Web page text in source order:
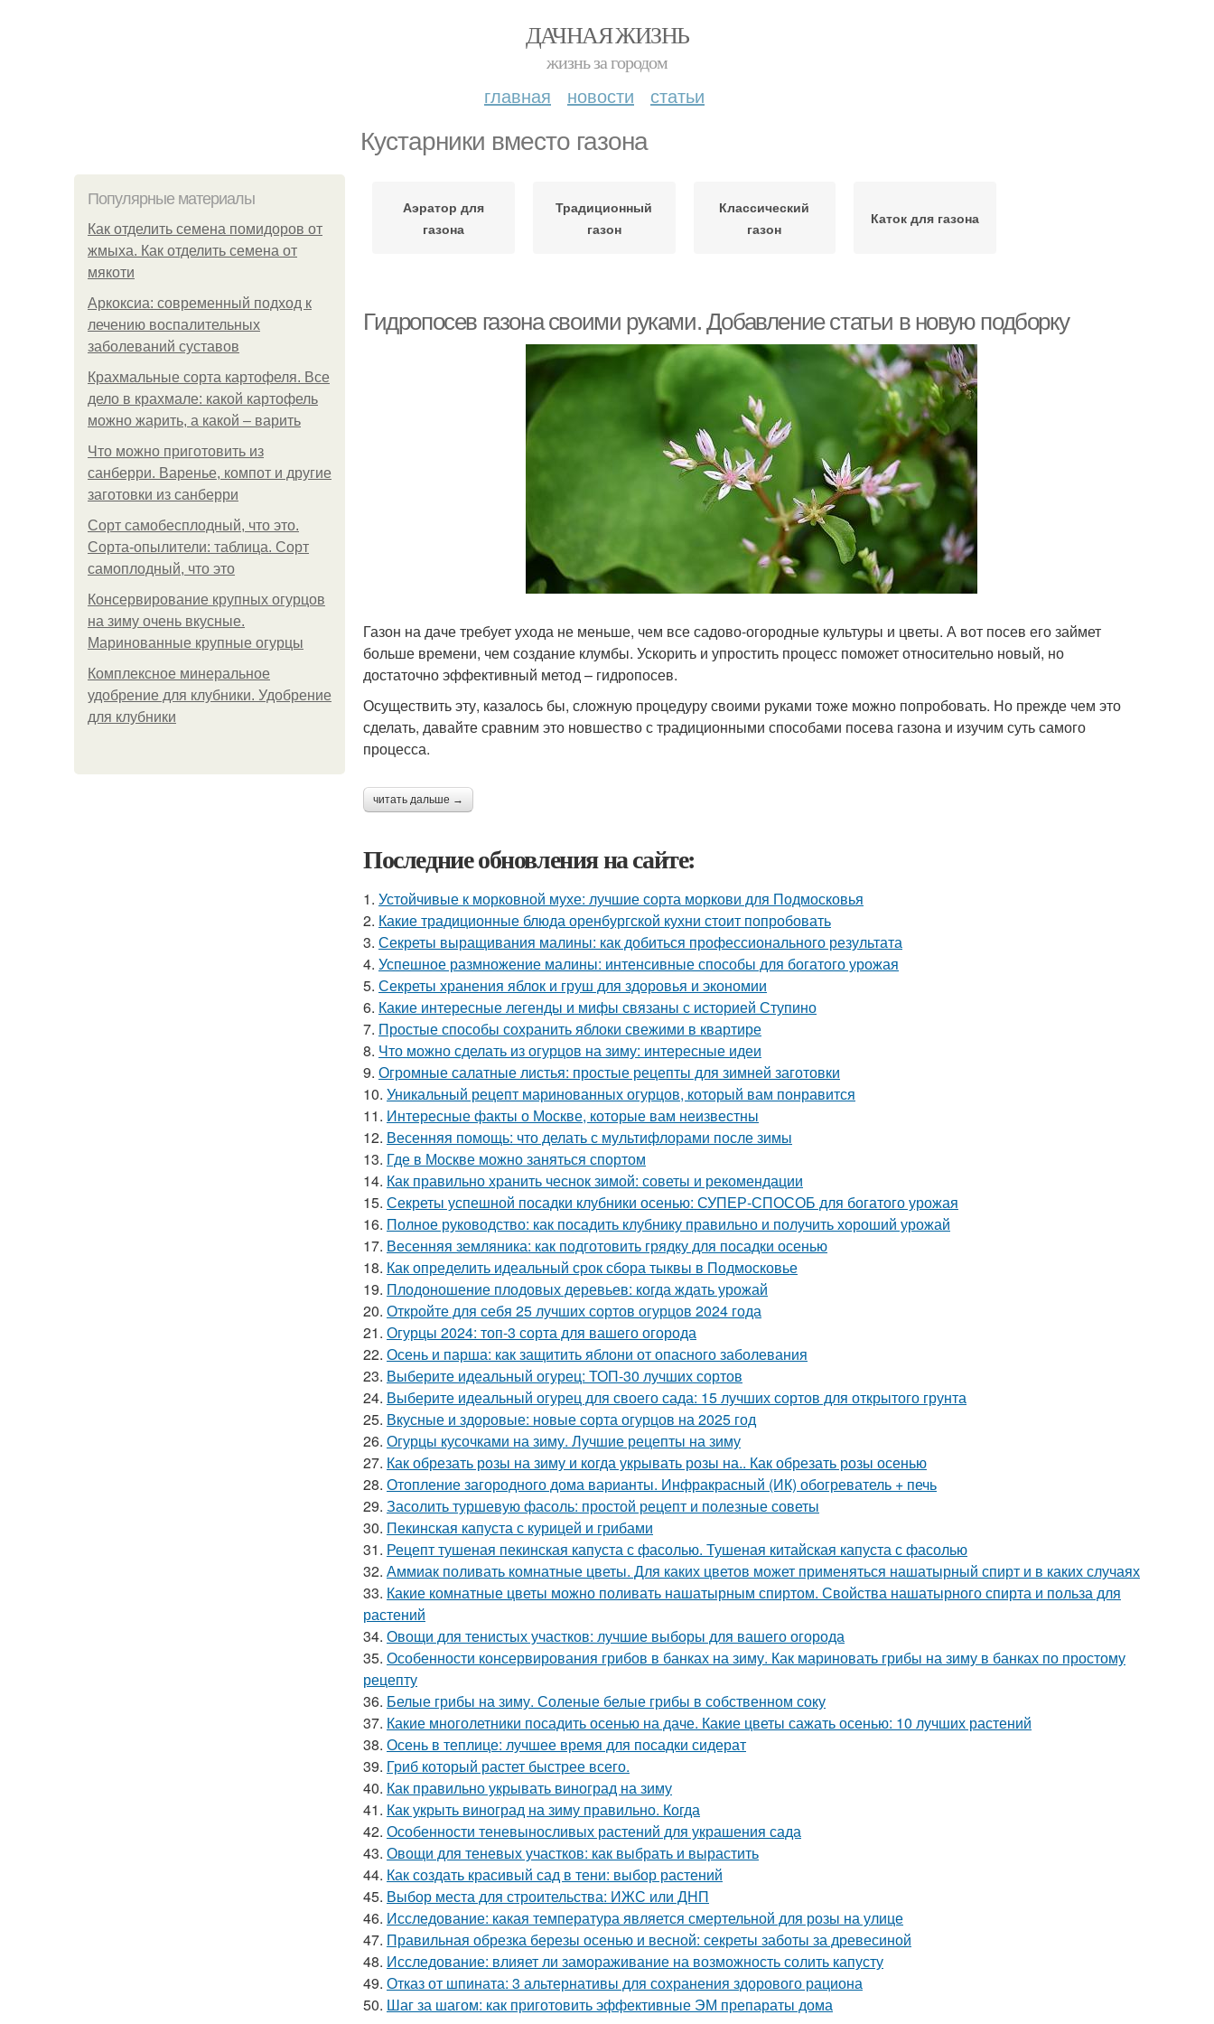
ДАЧНАЯ ЖИЗНЬ
жизнь за городом
главная новости статьи
Кустарники вместо газона
Популярные материалы
Как отделить семена помидоров от
жмыха. Как отделить семена от
мякоти
Аркоксиа: современный подход к
лечению воспалительных
заболеваний суставов
Крахмальные сорта картофеля. Все
дело в крахмале: какой картофель
можно жарить, а какой – варить
Что можно приготовить из
санберри. Варенье, компот и другие
заготовки из санберри
Сорт самобесплодный, что это.
Сорта-опылители: таблица. Сорт
самоплодный, что это
Консервирование крупных огурцов
на зиму очень вкусные.
Маринованные крупные огурцы
Комплексное минеральное
удобрение для клубники. Удобрение
для клубники
Аэратор для
газона
Традиционный
газон
Классический
газон
Каток для газона
Гидропосев газона своими руками. Добавление статьи в новую подборку
Газон на даче требует ухода не меньше, чем все садово-огородные культуры и цветы. А вот посев его займет
больше времени, чем создание клумбы. Ускорить и упростить процесс поможет относительно новый, но
достаточно эффективный метод – гидропосев.
Осуществить эту, казалось бы, сложную процедуру своими руками тоже можно попробовать. Но прежде чем это
сделать, давайте сравним это новшество с традиционными способами посева газона и изучим суть самого
процесса.
читать дальше →
Последние обновления на сайте:
1. Устойчивые к морковной мухе: лучшие сорта моркови для Подмосковья
2. Какие традиционные блюда оренбургской кухни стоит попробовать
3. Секреты выращивания малины: как добиться профессионального результата
4. Успешное размножение малины: интенсивные способы для богатого урожая
5. Секреты хранения яблок и груш для здоровья и экономии
6. Какие интересные легенды и мифы связаны с историей Ступино
7. Простые способы сохранить яблоки свежими в квартире
8. Что можно сделать из огурцов на зиму: интересные идеи
9. Огромные салатные листья: простые рецепты для зимней заготовки
10. Уникальный рецепт маринованных огурцов, который вам понравится
11. Интересные факты о Москве, которые вам неизвестны
12. Весенняя помощь: что делать с мультифлорами после зимы
13. Где в Москве можно заняться спортом
14. Как правильно хранить чеснок зимой: советы и рекомендации
15. Секреты успешной посадки клубники осенью: СУПЕР-СПОСОБ для богатого урожая
16. Полное руководство: как посадить клубнику правильно и получить хороший урожай
17. Весенняя земляника: как подготовить грядку для посадки осенью
18. Как определить идеальный срок сбора тыквы в Подмосковье
19. Плодоношение плодовых деревьев: когда ждать урожай
20. Откройте для себя 25 лучших сортов огурцов 2024 года
21. Огурцы 2024: топ-3 сорта для вашего огорода
22. Осень и парша: как защитить яблони от опасного заболевания
23. Выберите идеальный огурец: ТОП-30 лучших сортов
24. Выберите идеальный огурец для своего сада: 15 лучших сортов для открытого грунта
25. Вкусные и здоровые: новые сорта огурцов на 2025 год
26. Огурцы кусочками на зиму. Лучшие рецепты на зиму
27. Как обрезать розы на зиму и когда укрывать розы на.. Как обрезать розы осенью
28. Отопление загородного дома варианты. Инфракрасный (ИК) обогреватель + печь
29. Засолить туршевую фасоль: простой рецепт и полезные советы
30. Пекинская капуста с курицей и грибами
31. Рецепт тушеная пекинская капуста с фасолью. Тушеная китайская капуста с фасолью
32. Аммиак поливать комнатные цветы. Для каких цветов может применяться нашатырный спирт и в каких случаях
33. Какие комнатные цветы можно поливать нашатырным спиртом. Свойства нашатырного спирта и польза для
растений
34. Овощи для тенистых участков: лучшие выборы для вашего огорода
35. Особенности консервирования грибов в банках на зиму. Как мариновать грибы на зиму в банках по простому
рецепту
36. Белые грибы на зиму. Соленые белые грибы в собственном соку
37. Какие многолетники посадить осенью на даче. Какие цветы сажать осенью: 10 лучших растений
38. Осень в теплице: лучшее время для посадки сидерат
39. Гриб который растет быстрее всего.
40. Как правильно укрывать виноград на зиму
41. Как укрыть виноград на зиму правильно. Когда
42. Особенности теневыносливых растений для украшения сада
43. Овощи для теневых участков: как выбрать и вырастить
44. Как создать красивый сад в тени: выбор растений
45. Выбор места для строительства: ИЖС или ДНП
46. Исследование: какая температура является смертельной для розы на улице
47. Правильная обрезка березы осенью и весной: секреты заботы за древесиной
48. Исследование: влияет ли замораживание на возможность солить капусту
49. Отказ от шпината: 3 альтернативы для сохранения здорового рациона
50. Шаг за шагом: как приготовить эффективные ЭМ препараты дома